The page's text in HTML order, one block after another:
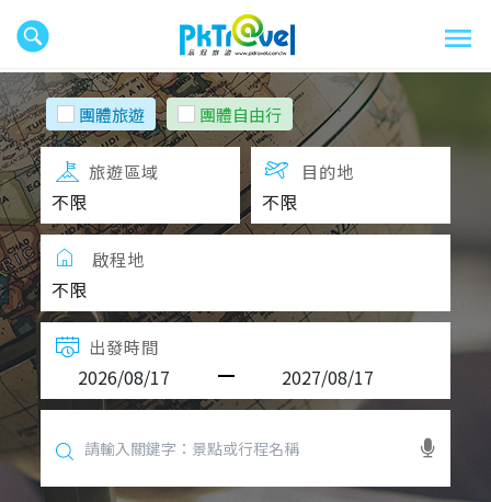
團體旅遊 團體自由行
旅遊區域 目的地
啟程地
出發時間